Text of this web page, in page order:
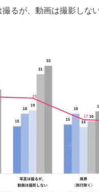
るが、動画は撮影しな